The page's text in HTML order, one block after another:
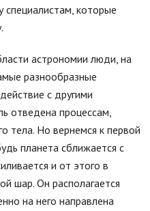
которые
астрономии люди, на
разнообразные
с другими
отведена процессам,
тела. Но вернемся к первой
планета сближается с
и от этого в
шар. Он располагается
на него направлена